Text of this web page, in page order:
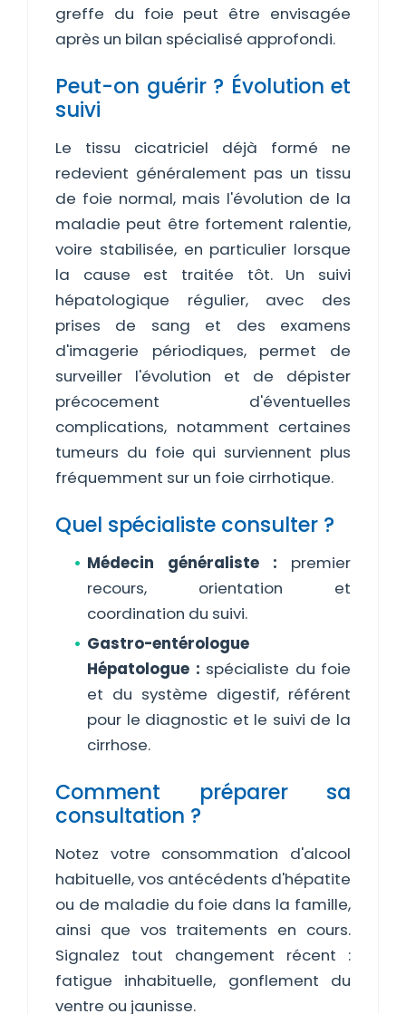
greffe du foie peut être envisagée
après un bilan spécialisé approfondi.
Peut-on guérir ? Évolution et
suivi
Le tissu cicatriciel déjà formé ne
redevient généralement pas un tissu
de foie normal, mais l'évolution de la
maladie peut être fortement ralentie,
voire stabilisée, en particulier lorsque
la cause est traitée tôt. Un suivi
hépatologique régulier, avec des
prises de sang et des examens
d'imagerie périodiques, permet de
surveiller l'évolution et de dépister
précocement d'éventuelles
complications, notamment certaines
tumeurs du foie qui surviennent plus
fréquemment sur un foie cirrhotique.
Quel spécialiste consulter ?
Médecin généraliste : premier
recours, orientation et
coordination du suivi.
Gastro-entérologue
Hépatologue : spécialiste du foie
et du système digestif, référent
pour le diagnostic et le suivi de la
cirrhose.
Comment préparer sa
consultation ?
Notez votre consommation d'alcool
habituelle, vos antécédents d'hépatite
ou de maladie du foie dans la famille,
ainsi que vos traitements en cours.
Signalez tout changement récent :
fatigue inhabituelle, gonflement du
ventre ou jaunisse.